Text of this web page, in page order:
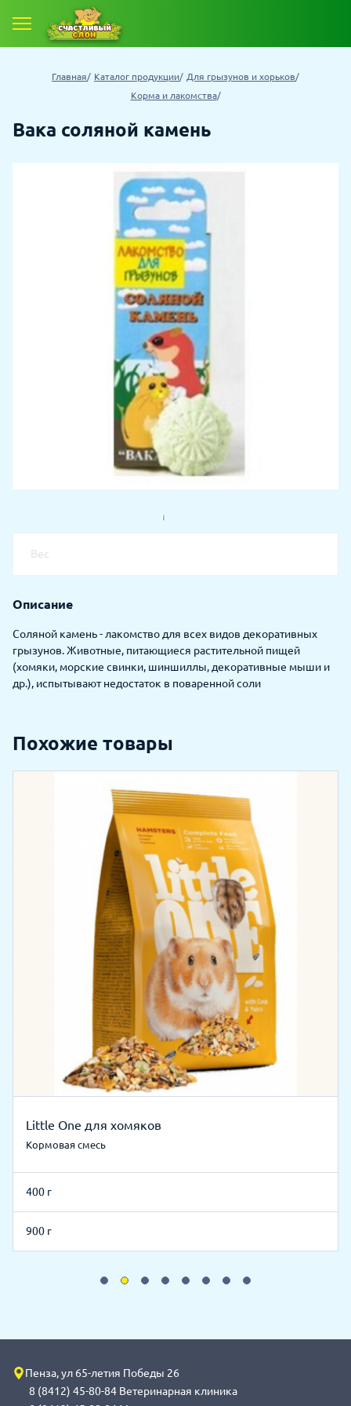
Главная Каталог продукции
Для грызунов и хорьков
Корма и лакомства
Вака соляной камень
Вес
Описание
Соляной камень - лакомство для всех видов декоративных
грызунов. Животные, питающиеся растительной пищей
(хомяки, морские свинки, шиншиллы, декоративные мыши и
др.), испытывают недостаток в поваренной соли
Похожие товары
Little One для хомяков
Кормовая смесь
400 г
900 г
Пенза, ул 65-летия Победы 26
8 (8412) 45-80-84 Ветеринарная клиника